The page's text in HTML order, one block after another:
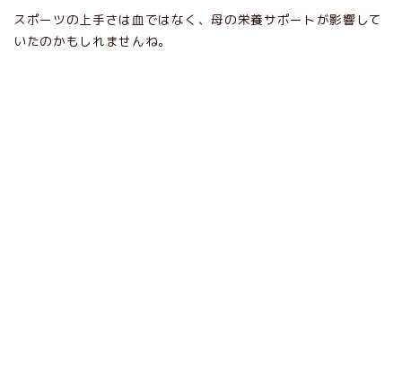
スポーツの上手さは血ではなく、母の栄養サポートが影響して
いたのかもしれませんね。